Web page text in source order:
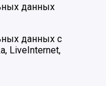
данных
данных с
LiveInternet,